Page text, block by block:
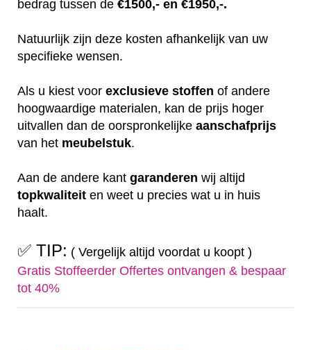
bedrag tussen de €1500,- en €1950,-.
Natuurlijk zijn deze kosten afhankelijk van uw
specifieke wensen.
Als u kiest voor exclusieve stoffen of andere
hoogwaardige materialen, kan de prijs hoger
uitvallen dan de oorspronkelijke aanschafprijs
van het meubelstuk.
Aan de andere kant garanderen wij altijd
topkwaliteit en weet u precies wat u in huis
haalt.
✅ TIP: ( Vergelijk altijd voordat u koopt )
Gratis Stoffeerder Offertes ontvangen & bespaar
tot 40%